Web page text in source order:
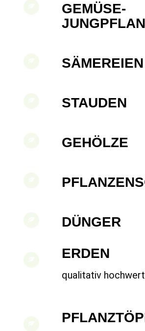
GEMÜSE-
SÄMEREIEN
STAUDEN
GEHÖLZE
DÜNGER
ERDEN
qualitativ